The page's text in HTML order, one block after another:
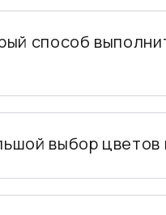
способ
выбор цветов